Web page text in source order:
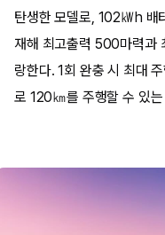
탄생한 모델로, 102㎾h 배
재해 최고출력 500마력과
랑한다. 1회 완충 시 최대
로 120㎞를 주행할 수 있